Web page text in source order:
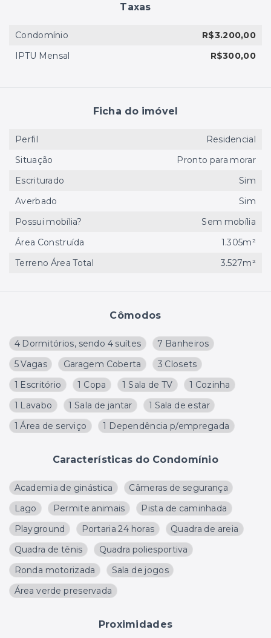
Cômodos
4 Dormitórios, sendo 4 suítes
7 Banheiros
5 Vagas
Garagem Coberta
3 Closets
1 Escritório
1 Copa 1 Sala de TV
1 Cozinha
1 Lavabo
1 Sala de jantar
1 Sala de estar
1 Área de serviço
1 Dependência p/empregada
Características do Condomínio
Academia de ginástica
Câmeras de segurança
Lago
Permite animais
Pista de caminhada
Playground
Portaria 24 horas
Quadra de areia
Quadra de tênis
Quadra poliesportiva
Ronda motorizada
Sala de jogos
Área verde preservada
Proximidades
Taxas
Condomínio
R$3.200,00
IPTU Mensal
R$300,00
Ficha do imóvel
Perfil
Residencial
Situação
Pronto para morar
Escriturado
Sim
Averbado
Sim
Possui mobília?
Sem mobília
Área Construída
1.305m²
Terreno Área Total
3.527m²